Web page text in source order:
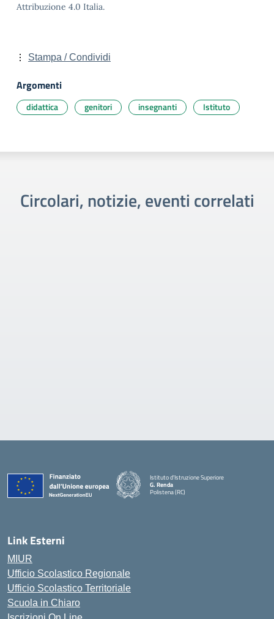
Attribuzione 4.0 Italia.
Stampa / Condividi
Argomenti
didattica genitori insegnanti Istituto
Circolari, notizie, eventi correlati
Istituto d'Istruzione Superiore
G. Renda
Polistena (RC)
Link Esterni
MIUR
Ufficio Scolastico Regionale
Ufficio Scolastico Territoriale
Scuola in Chiaro